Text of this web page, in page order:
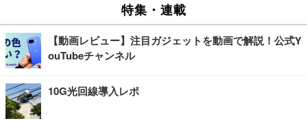
特集・連載
【動画レビュー】注目ガジェットを動画で解説！公式Y
ouTubeチャンネル
10G光回線導入レポ